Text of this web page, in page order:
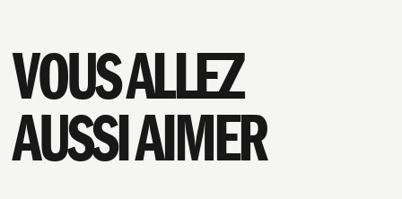
VOUS ALLEZ
AUSSI AIMER